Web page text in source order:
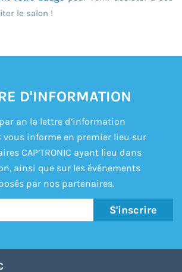
le salon !
D'INFORMATION
an la lettre d’information
vous informe en premier lieu sur
CAP’TRONIC ayant lieu dans
ainsi que sur les événements
par nos partenaires.
S'inscrire